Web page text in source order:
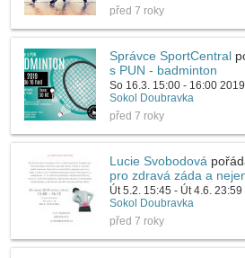
před 7 roky
Správce SportCentral
s PUN - badminton
So 16.3. 15:00 - 16:00
Sokol Doubravka
před 7 roky
Lucie Svobodová
pro zdravá záda a
Út 5.2. 15:45 - Út 4.6.
Sokol Doubravka
před 7 roky